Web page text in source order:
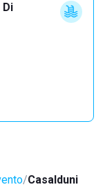
Di
Casalduni